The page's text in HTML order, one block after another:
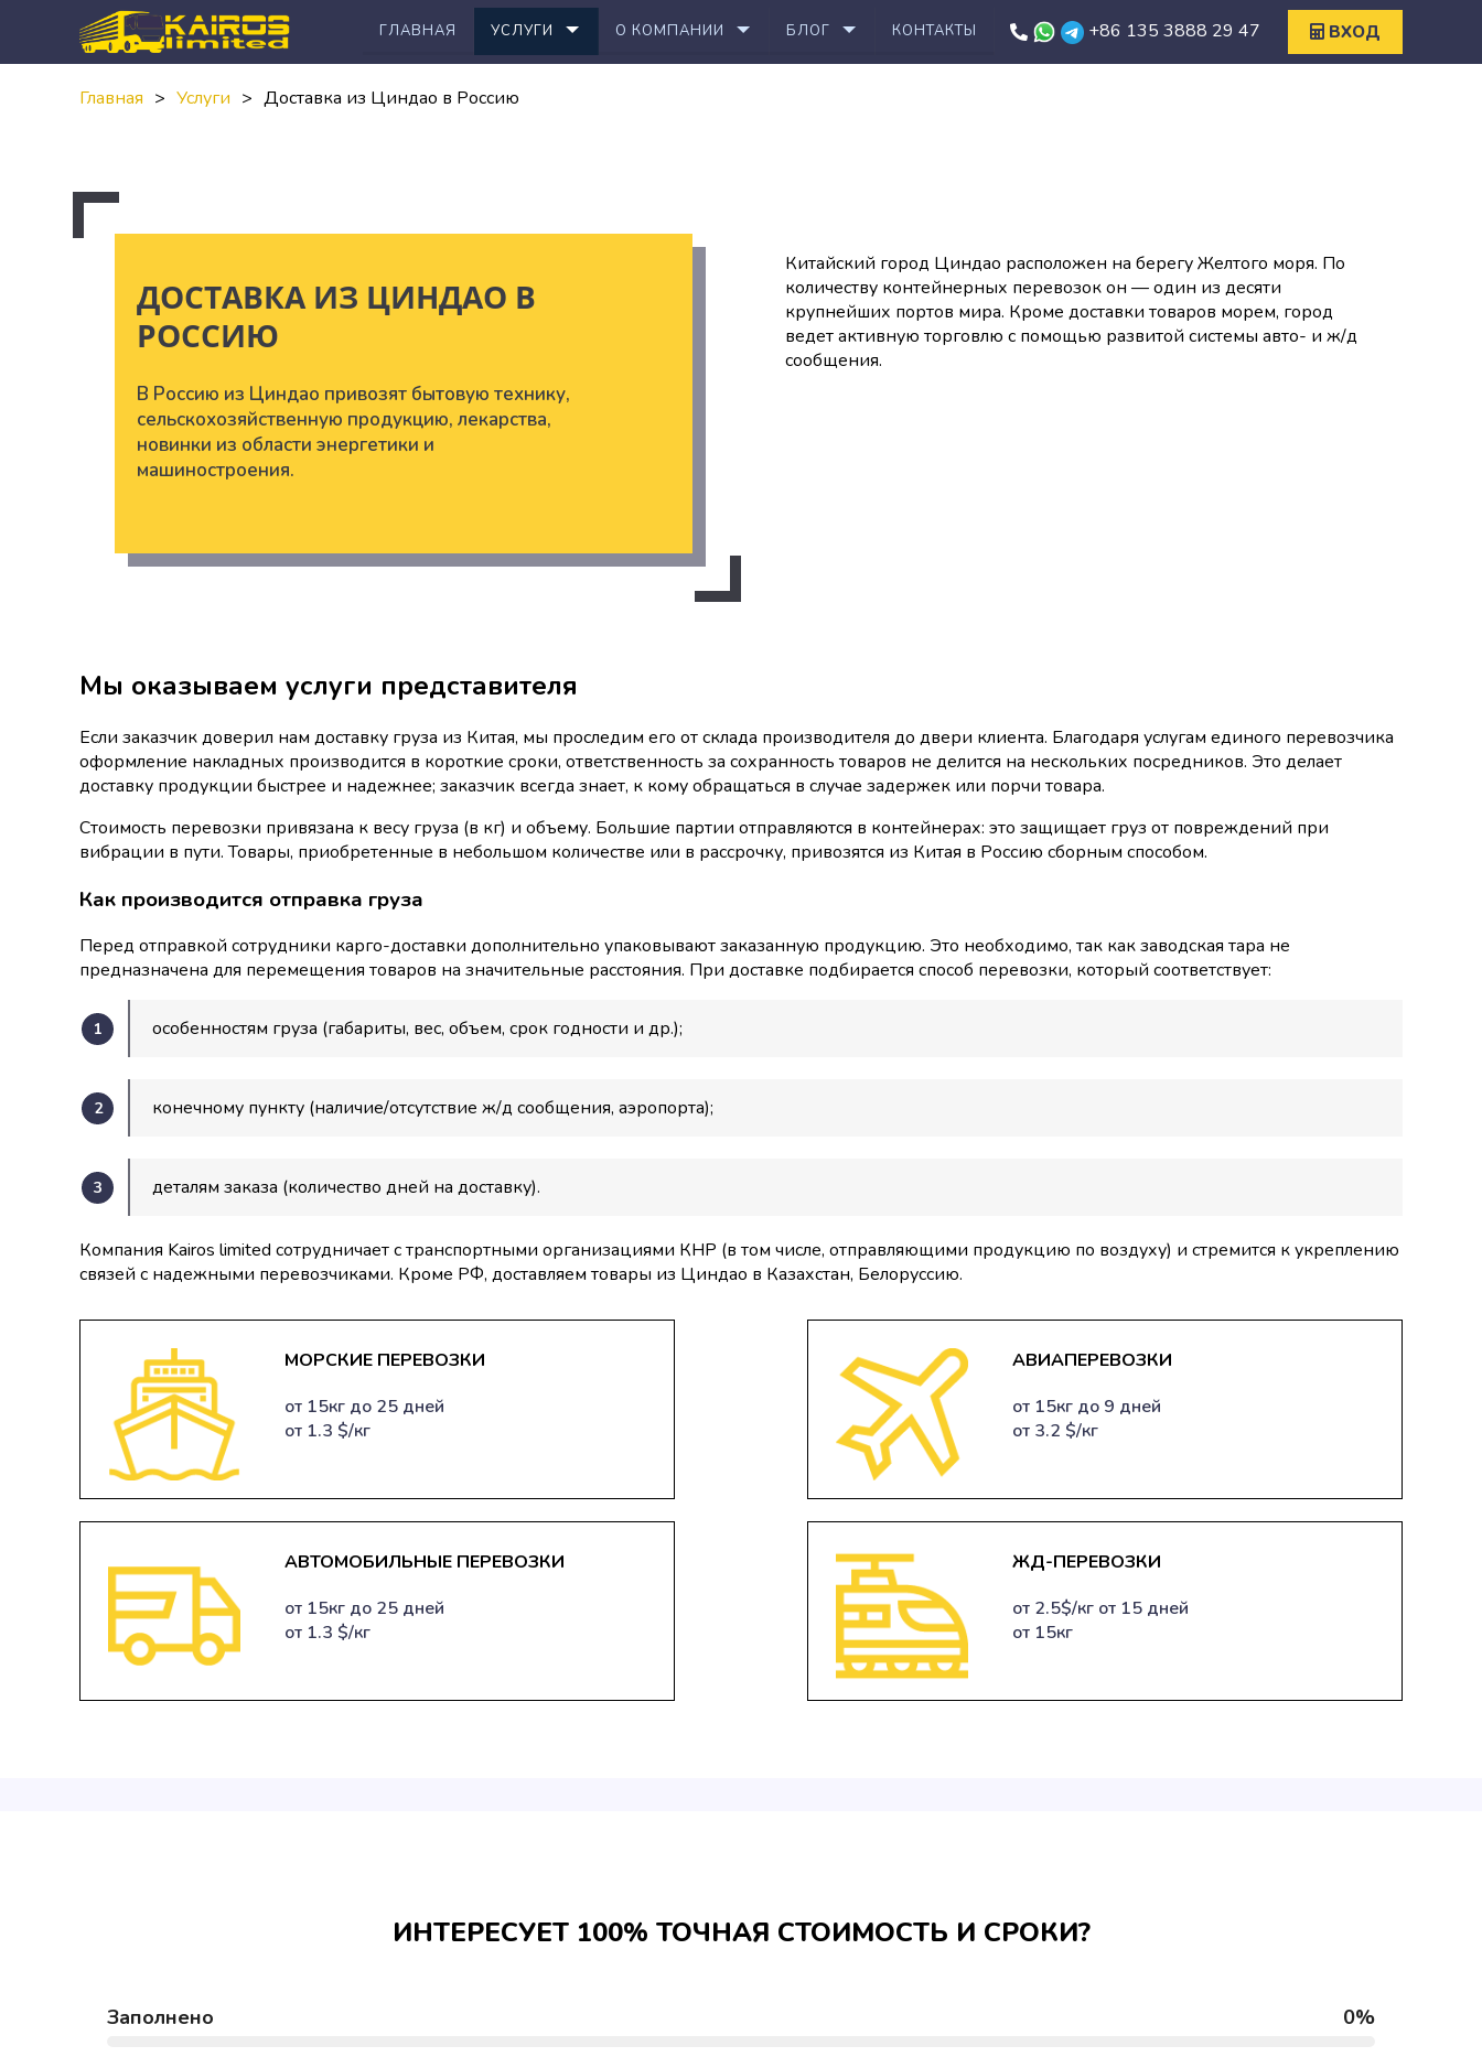
ГЛАВНАЯ УСЛУГИ О КОМПАНИИ БЛОГ КОНТАКТЫ +86 135 3888 29 47 ВХОД
Главная Услуги Доставка из Циндао в Россию
ДОСТАВКА ИЗ ЦИНДАО В
РОССИЮ
В Россию из Циндао привозят бытовую технику,
сельскохозяйственную продукцию, лекарства,
новинки из области энергетики и
машиностроения.
Китайский город Циндао расположен на берегу Желтого моря. По
количеству контейнерных перевозок он — один из десяти
крупнейших портов мира. Кроме доставки товаров морем, город
ведет активную торговлю с помощью развитой системы авто- и ж/д
сообщения.
Мы оказываем услуги представителя
Если заказчик доверил нам доставку груза из Китая, мы проследим его от склада производителя до двери клиента. Благодаря услугам единого перевозчика
оформление накладных производится в короткие сроки, ответственность за сохранность товаров не делится на нескольких посредников. Это делает
доставку продукции быстрее и надежнее; заказчик всегда знает, к кому обращаться в случае задержек или порчи товара.
Стоимость перевозки привязана к весу груза (в кг) и объему. Большие партии отправляются в контейнерах: это защищает груз от повреждений при
вибрации в пути. Товары, приобретенные в небольшом количестве или в рассрочку, привозятся из Китая в Россию сборным способом.
Как производится отправка груза
Перед отправкой сотрудники карго-доставки дополнительно упаковывают заказанную продукцию. Это необходимо, так как заводская тара не
предназначена для перемещения товаров на значительные расстояния. При доставке подбирается способ перевозки, который соответствует:
особенностям груза (габариты, вес, объем, срок годности и др.);
конечному пункту (наличие/отсутствие ж/д сообщения, аэропорта);
деталям заказа (количество дней на доставку).
Компания Kairos limited сотрудничает с транспортными организациями КНР (в том числе, отправляющими продукцию по воздуху) и стремится к укреплению
связей с надежными перевозчиками. Кроме РФ, доставляем товары из Циндао в Казахстан, Белоруссию.
МОРСКИЕ ПЕРЕВОЗКИ
от 15кг до 25 дней
от 1.3 $/кг
АВИАПЕРЕВОЗКИ
от 15кг до 9 дней
от 3.2 $/кг
АВТОМОБИЛЬНЫЕ ПЕРЕВОЗКИ
от 15кг до 25 дней
от 1.3 $/кг
ЖД-ПЕРЕВОЗКИ
от 2.5$/кг от 15 дней
от 15кг
ИНТЕРЕСУЕТ 100% ТОЧНАЯ СТОИМОСТЬ И СРОКИ?
Заполнено 0%